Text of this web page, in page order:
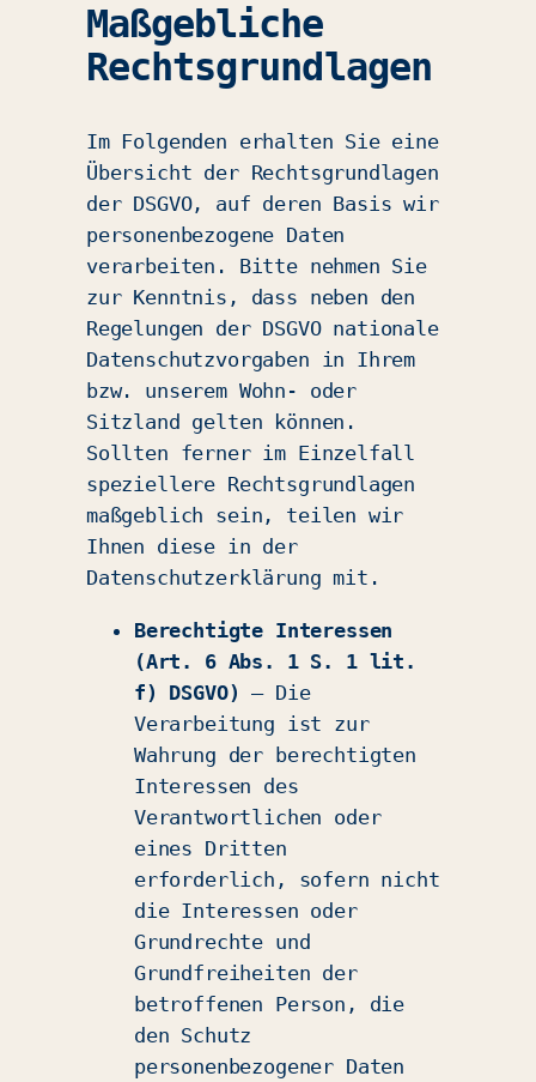
Maßgebliche
Rechtsgrundlagen
Im Folgenden erhalten Sie eine
Übersicht der Rechtsgrundlagen
der DSGVO, auf deren Basis wir
personenbezogene Daten
verarbeiten. Bitte nehmen Sie
zur Kenntnis, dass neben den
Regelungen der DSGVO nationale
Datenschutzvorgaben in Ihrem
bzw. unserem Wohn- oder
Sitzland gelten können.
Sollten ferner im Einzelfall
speziellere Rechtsgrundlagen
maßgeblich sein, teilen wir
Ihnen diese in der
Datenschutzerklärung mit.
Berechtigte Interessen
(Art. 6 Abs. 1 S. 1 lit.
f) DSGVO) – Die
Verarbeitung ist zur
Wahrung der berechtigten
Interessen des
Verantwortlichen oder
eines Dritten
erforderlich, sofern nicht
die Interessen oder
Grundrechte und
Grundfreiheiten der
betroffenen Person, die
den Schutz
personenbezogener Daten